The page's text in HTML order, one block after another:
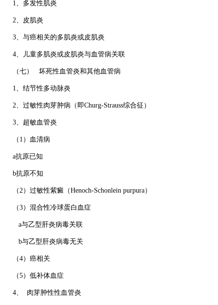
1、多发性肌炎
2、皮肌炎
3、与癌相关的多肌炎或皮肌炎
4、儿童多肌炎或皮肌炎与血管病关联
（七） 坏死性血管炎和其他血管病
1、结节性多动脉炎
2、过敏性肉芽肿病（即Churg-Strauss综合征）
3、超敏血管炎
（1）血清病
a抗原已知
b抗原不知
（2）过敏性紫癜（Henoch-Schonlein purpura）
（3）混合性冷球蛋白血症
a与乙型肝炎病毒关联
b与乙型肝炎病毒无关
（4）癌相关
（5）低补体血症
4、 肉芽肿性性血管炎